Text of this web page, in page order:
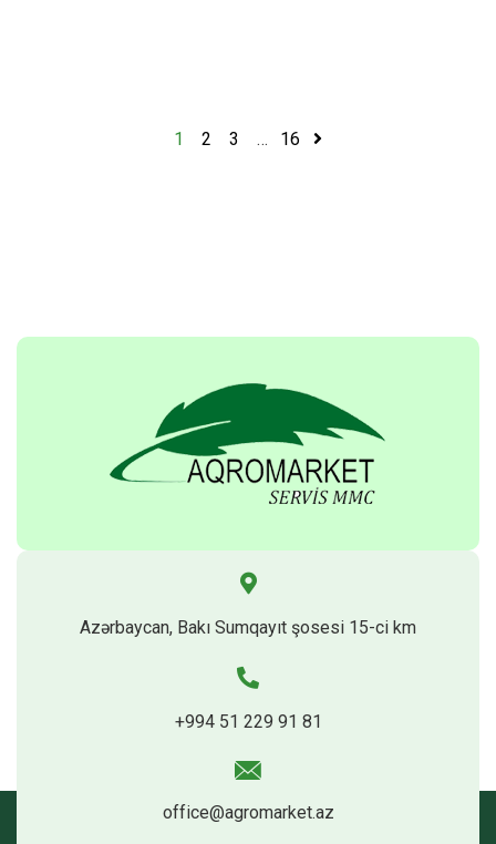
1 2 3 … 16
Azərbaycan, Bakı Sumqayıt şosesi 15-ci km
+994 51 229 91 81
office@agromarket.az